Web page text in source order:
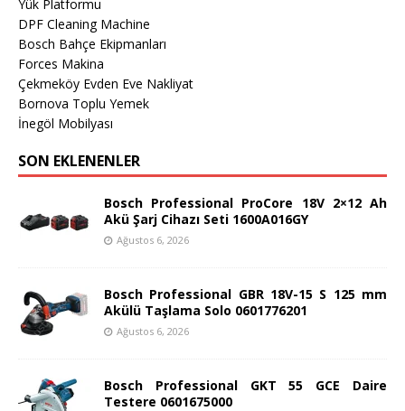
Yük Platformu
DPF Cleaning Machine
Bosch Bahçe Ekipmanları
Forces Makina
Çekmeköy Evden Eve Nakliyat
Bornova Toplu Yemek
İnegöl Mobilyası
SON EKLENENLER
Bosch Professional ProCore 18V 2×12 Ah
Akü Şarj Cihazı Seti 1600A016GY
Ağustos 6, 2026
Bosch Professional GBR 18V-15 S 125 mm
Akülü Taşlama Solo 0601776201
Ağustos 6, 2026
Bosch Professional GKT 55 GCE Daire
Testere 0601675000